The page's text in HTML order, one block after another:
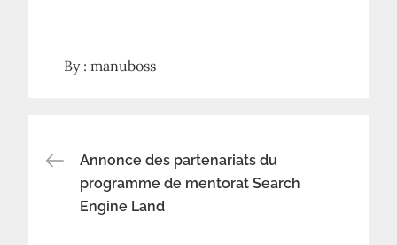
By :manuboss
Navigation
de
Annonce des partenariats du
programme de mentorat Search
Engine Land